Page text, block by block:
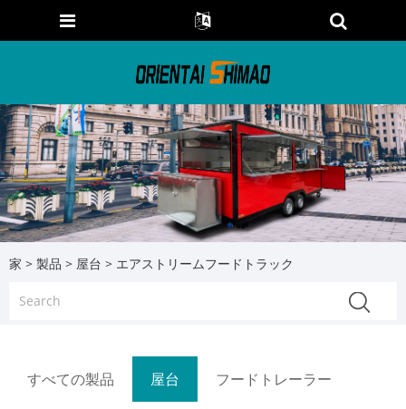
家 > 製品 > 屋台 > エアストリームフードトラック
すべての製品 屋台 フードトレーラー